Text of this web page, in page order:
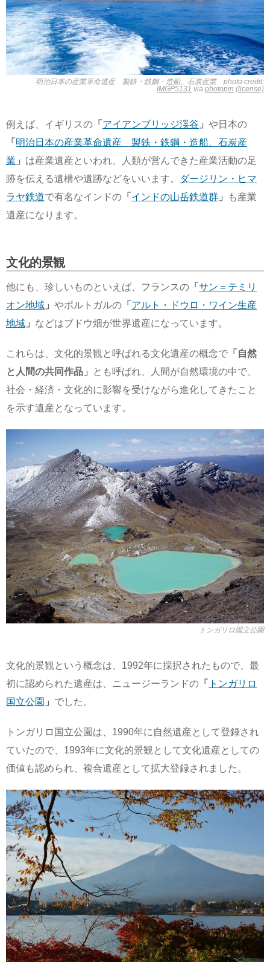
明治日本の産業革命遺産 製鉄・鉄鋼・造船、石炭産業 photo credit:
IMGP5131 via photopin (license)
例えば、イギリスの 「 アイアンブリッジ渓谷 」 や日本の
「 明治日本の産業革命遺産 製鉄・鉄鋼・造船、石炭産
業 」 は産業遺産といわれ、人類が営んできた産業活動の足
跡を伝える遺構や遺跡などをいいます。
ダージリン・ヒマ
ラヤ鉄道で有名なインドの 「 インドの山岳鉄道群 」
も産業
遺産になります。
文化的景観
他にも、珍しいものといえば、フランスの 「 サン＝テミリ
オン地域 」 やポルトガルの 「 アルト・ドウロ・ワイン生産
地域 」 などはブドウ畑が世界遺産になっています。
これらは、文化的景観と呼ばれる文化遺産の概念で 「自然
と人間の共同作品」
とも呼ばれ、人間が自然環境の中で、
社会・経済・文化的に影響を受けながら進化してきたこと
を示す遺産となっています。
トンガリロ国立公園
文化的景観という概念は、1992年に採択されたもので、最
初に認められた遺産は、ニュージーランドの 「
トンガリロ
国立公園 」 でした。
トンガリロ国立公園は、1990年に自然遺産として登録され
ていたので、1993年に文化的景観として文化遺産としての
価値も認められ、複合遺産として拡大登録されました。